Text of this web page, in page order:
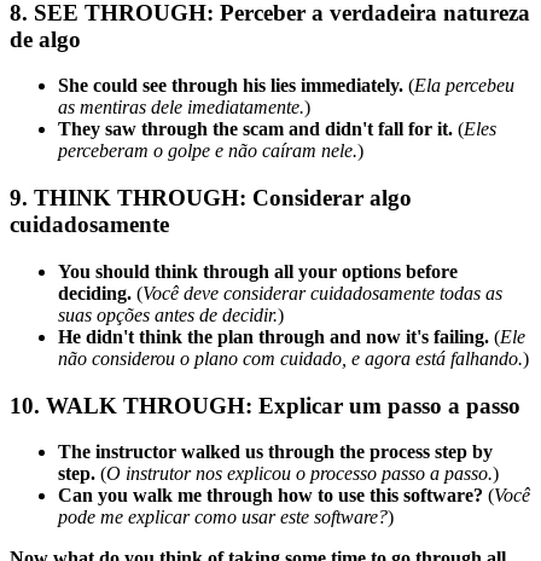
8. SEE THROUGH: Perceber a verdadeira natureza
de algo
She could see through his lies immediately. (Ela percebeu
as mentiras dele imediatamente.)
They saw through the scam and didn't fall for it. (Eles
perceberam o golpe e não caíram nele.)
9. THINK THROUGH: Considerar algo
cuidadosamente
You should think through all your options before
deciding. (Você deve considerar cuidadosamente todas as
suas opções antes de decidir.)
He didn't think the plan through and now it's failing. (Ele
não considerou o plano com cuidado, e agora está falhando.)
10. WALK THROUGH: Explicar um passo a passo
The instructor walked us through the process step by
step. (O instrutor nos explicou o processo passo a passo.)
Can you walk me through how to use this software? (Você
pode me explicar como usar este software?)